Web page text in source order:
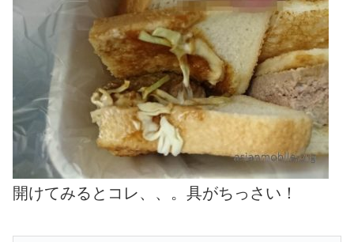
開けてみるとコレ、、。具がちっさい！